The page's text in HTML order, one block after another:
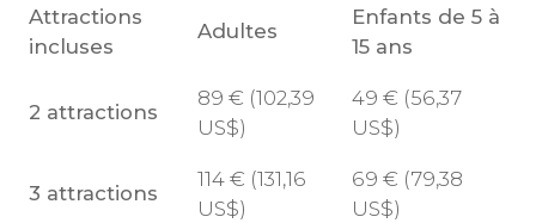
Attractions
incluses
Adultes
Enfants de 5 à
15 ans
2 attractions
89 € (102,39
US$)
49 € (56,37
US$)
3 attractions
114 € (131,16
US$)
69 € (79,38
US$)